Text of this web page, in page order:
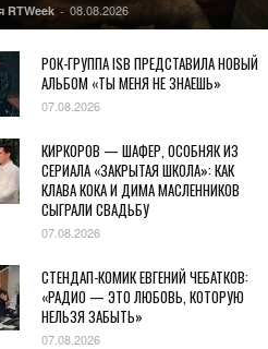
RTWeek - 08.08.2026
РОК-ГРУППА ISB ПРЕДСТАВИЛА НОВЫЙ
АЛЬБОМ «ТЫ МЕНЯ НЕ ЗНАЕШЬ»
07.08.2026
КИРКОРОВ — ШАФЕР, ОСОБНЯК ИЗ
СЕРИАЛА «ЗАКРЫТАЯ ШКОЛА»: КАК
КЛАВА КОКА И ДИМА МАСЛЕННИКОВ
СЫГРАЛИ СВАДЬБУ
07.08.2026
СТЕНДАП-КОМИК ЕВГЕНИЙ ЧЕБАТКОВ:
«РАДИО — ЭТО ЛЮБОВЬ, КОТОРУЮ
НЕЛЬЗЯ ЗАБЫТЬ»
07.08.2026